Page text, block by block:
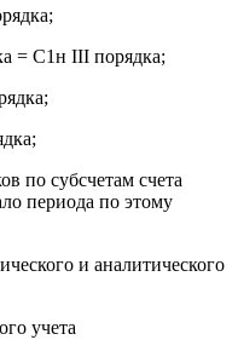
= C1н III порядка;
по субсчетам счета
периода по этому
и аналитического
учета